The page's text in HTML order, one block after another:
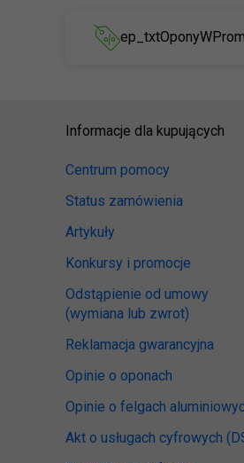
Informacje dla kupujących
Centrum pomocy
Status zamówienia
Artykuły
Konkursy i promocje
Odstąpienie od umowy
(wymiana lub zwrot)
Reklamacja gwarancyjna
Opinie o oponach
Opinie o felgach
Akt o usługach cyfrowych